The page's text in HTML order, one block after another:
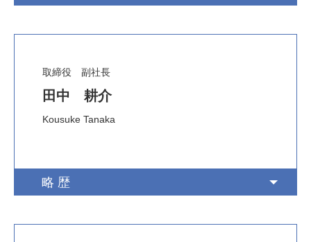
取締役 副社長
田中 耕介
Kousuke Tanaka
略歴